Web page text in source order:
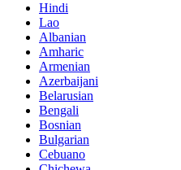
Hindi
Lao
Albanian
Amharic
Armenian
Azerbaijani
Belarusian
Bengali
Bosnian
Bulgarian
Cebuano